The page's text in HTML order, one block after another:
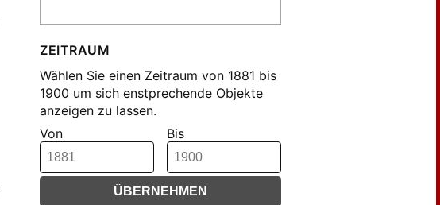
ZEITRAUM
Wählen Sie einen Zeitraum von 1881 bis
1900 um sich enstprechende Objekte
anzeigen zu lassen.
Von
Bis
ÜBERNEHMEN